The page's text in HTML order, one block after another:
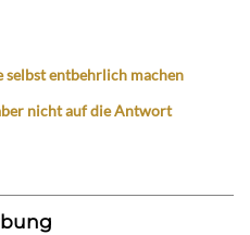
selbst entbehrlich machen
nicht auf die Antwort